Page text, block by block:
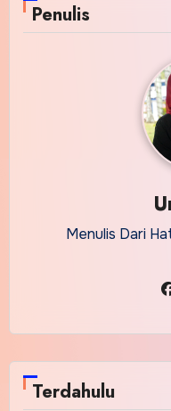
Penulis
Menulis Dari
Terdahulu